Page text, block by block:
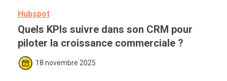
SaaS
Hubspot
Quels KPIs suivre dans son CRM pour
piloter la croissance commerciale ?
18 novembre 2025